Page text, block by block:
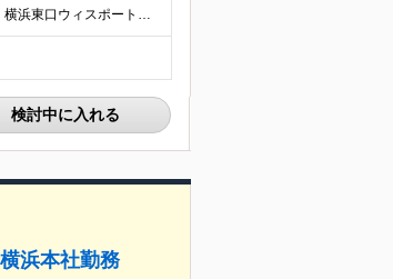
＼横浜駅徒歩5分！転勤なし／ 【本社】 神奈川県横浜市西区高島2-6-32 横浜東口ウィスポートビル8F ※(変更の範囲)上記を除く当社関連勤務地
検討中に入れる
浜本社勤務